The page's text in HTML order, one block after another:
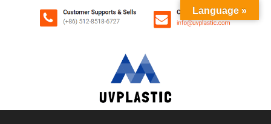
Language »